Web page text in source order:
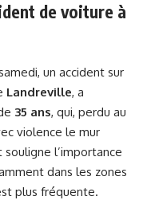
de voiture à
un accident sur
Landreville, a
35 ans, qui, perdu au
violence le mur
l’importance
dans les zones
plus fréquente.